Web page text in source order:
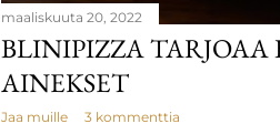
maaliskuuta 20, 2022
BLINIPIZZA
AINEKSET
Jaa muille 3 kommenttia